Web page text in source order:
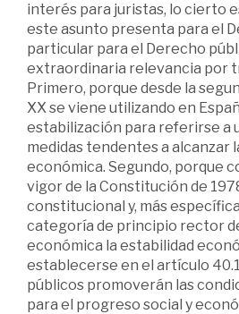
interés para juristas, lo cierto
este asunto presenta para el
particular para el Derecho
extraordinaria relevancia por
Primero, porque desde la
XX se viene utilizando en
estabilización para referirse a
medidas tendentes a alcanzar
económica. Segundo, porque
vigor de la Constitución de
constitucional y, más
categoría de principio rector
económica la estabilidad
establecerse en el artículo
públicos promoverán las
para el progreso social y